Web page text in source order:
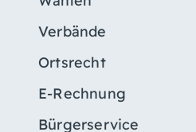
Verbände
Ortsrecht
E-Rechnung
Bürgerservice